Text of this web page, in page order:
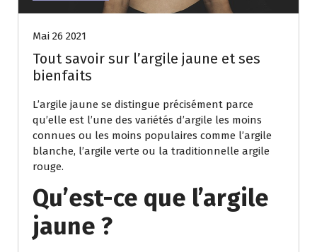
Mai 26 2021
Tout savoir sur l’argile jaune et ses
bienfaits
L’argile jaune se distingue précisément parce
qu’elle est l’une des variétés d’argile les moins
connues ou les moins populaires comme l’argile
blanche, l’argile verte ou la traditionnelle argile
rouge.
Qu’est-ce que l’argile
jaune ?